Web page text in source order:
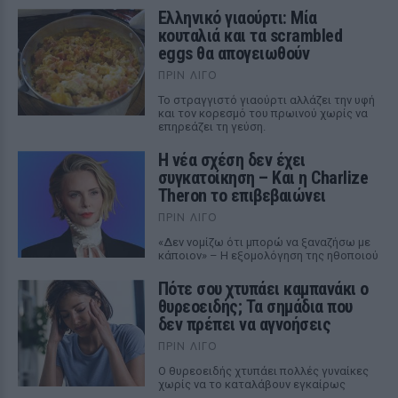
Ελληνικό γιαούρτι: Μία
κουταλιά και τα scrambled
eggs θα απογειωθούν
ΠΡΙΝ ΛΊΓΟ
Το στραγγιστό γιαούρτι αλλάζει την υφή
και τον κορεσμό του πρωινού χωρίς να
επηρεάζει τη γεύση.
Η νέα σχέση δεν έχει
συγκατοίκηση – Και η Charlize
Theron το επιβεβαιώνει
ΠΡΙΝ ΛΊΓΟ
«Δεν νομίζω ότι μπορώ να ξαναζήσω με
κάποιον» – Η εξομολόγηση της ηθοποιού
Πότε σου χτυπάει καμπανάκι ο
θυρεοειδής; Τα σημάδια που
δεν πρέπει να αγνοήσεις
ΠΡΙΝ ΛΊΓΟ
Ο θυρεοειδής χτυπάει πολλές γυναίκες
χωρίς να το καταλάβουν εγκαίρως